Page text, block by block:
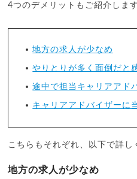
4つのデメリットもご紹介します
地方の求人が少なめ
やりとりが多く面倒だと
途中で担当キャリアアド
キャリアアドバイザーに
こちらもそれぞれ、以下で詳し
地方の求人が少なめ